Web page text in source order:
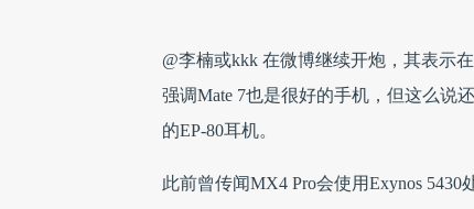
@李楠或kkk 在微博继续开炮，其表示
强调Mate 7也是很好的手机，但这么说
的EP-80耳机。
此前曾传闻MX4 Pro会使用Exynos